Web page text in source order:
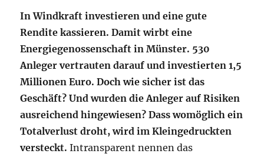
In Windkraft investieren und eine gute
Rendite kassieren. Damit wirbt eine
Energiegenossenschaft in Münster. 530
Anleger vertrauten darauf und investierten 1,5
Millionen Euro. Doch wie sicher ist das
Geschäft? Und wurden die Anleger auf Risiken
ausreichend hingewiesen? Dass womöglich ein
Totalverlust droht, wird im Kleingedruckten
versteckt. Intransparent nennen das